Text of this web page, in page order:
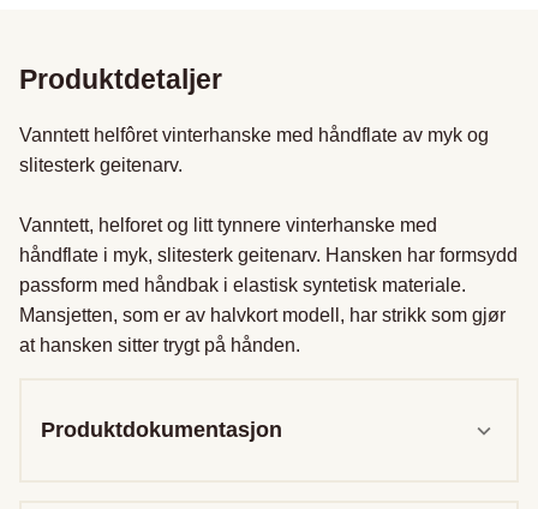
Produktdetaljer
Vanntett helfôret vinterhanske med håndflate av myk og
slitesterk geitenarv.
Vanntett, helforet og litt tynnere vinterhanske med
håndflate i myk, slitesterk geitenarv. Hansken har formsydd
passform med håndbak i elastisk syntetisk materiale.
Mansjetten, som er av halvkort modell, har strikk som gjør
at hansken sitter trygt på hånden.
Produktdokumentasjon